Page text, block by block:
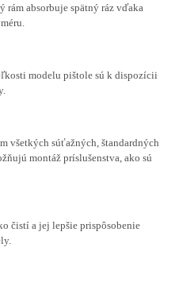
absorbuje spätný ráz vďaka
modelu pištole sú k dispozícii
všetkých súťažných, štandardných
montáž príslušenstva, ako sú
čistí a jej lepšie prispôsobenie